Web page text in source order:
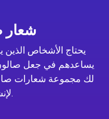
شعار
يحتاج الأشخاص الذين
يساعدهم في جعل
لك مجموعة شعارات
لإنشاء شعار لعملك.